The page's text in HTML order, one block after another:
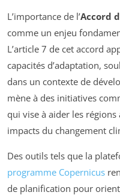
L’importance de l’Accord
comme un enjeu
L’article 7 de cet accord
capacités d’adaptation,
dans un contexte de
mène à des initiatives
qui vise à aider les
impacts du changement
Des outils tels que la
programme Copernicus
de planification pour